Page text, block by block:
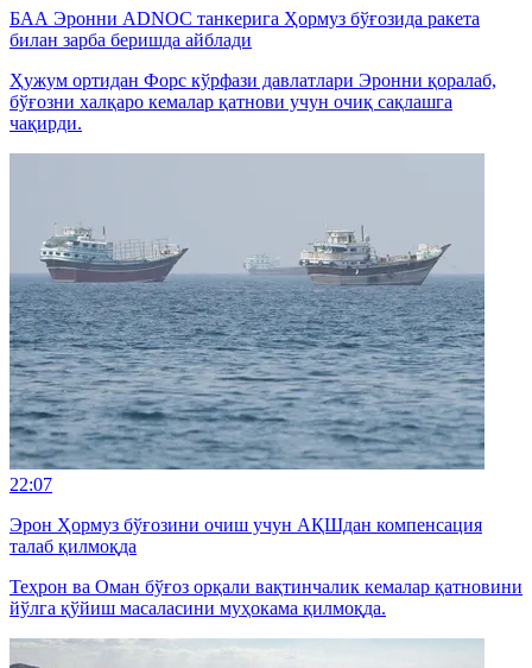
БАА Эронни ADNOC танкерига Ҳормуз бўғозида ракета
билан зарба беришда айблади
Ҳужум ортидан Форс кўрфази давлатлари Эронни қоралаб,
бўғозни халқаро кемалар қатнови учун очиқ сақлашга
чақирди.
22:07
Эрон Ҳормуз бўғозини очиш учун АҚШдан компенсация
талаб қилмоқда
Теҳрон ва Оман бўғоз орқали вақтинчалик кемалар қатновини
йўлга қўйиш масаласини муҳокама қилмоқда.